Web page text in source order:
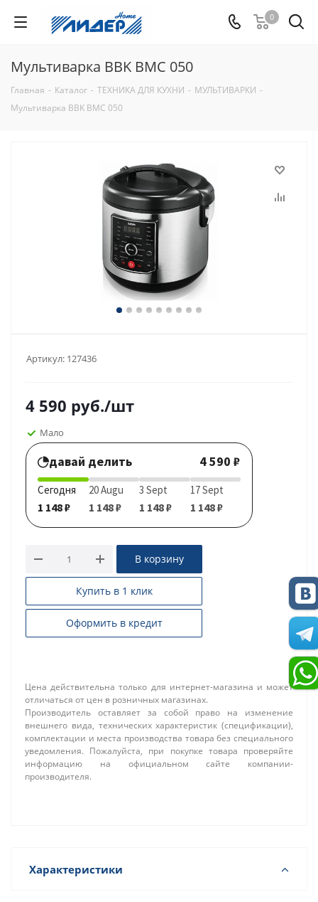
0
Мультиварка BBK BMC 050
Главная - Каталог - ТЕХНИКА ДЛЯ КУХНИ - МУЛЬТИВАРКИ -
Мультиварка BBK BMC 050
Артикул: 127436
4 590 руб./шт
Мало
давай делить 4 590 ₽
Сегодня
1 148 ₽
20 Augu
1 148 ₽
3 Sept
1 148 ₽
17 Sept
1 148 ₽
В корзину
Купить в 1 клик
Оформить в кредит
Цена действительна только для интернет-магазина и может
отличаться от цен в розничных магазинах.
Производитель оставляет за собой право на изменение
внешнего вида, технических характеристик (спецификации),
комплектации и места производства товара без специального
уведомления. Пожалуйста, при покупке товара проверяйте
информацию на официальном сайте компании-
производителя.
Характеристики